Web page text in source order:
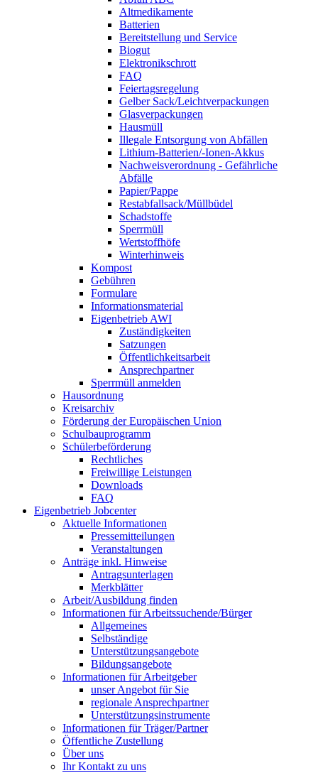
Altmedikamente
Batterien
Bereitstellung und Service
Biogut
Elektronikschrott
FAQ
Feiertagsregelung
Gelber Sack/Leichtverpackungen
Glasverpackungen
Hausmüll
Illegale Entsorgung von Abfällen
Lithium-Batterien/-Ionen-Akkus
Nachweisverordnung - Gefährliche
Abfälle
Papier/Pappe
Restabfallsack/Müllbüdel
Schadstoffe
Sperrmüll
Wertstoffhöfe
Winterhinweis
Kompost
Gebühren
Formulare
Informationsmaterial
Eigenbetrieb AWI
Zuständigkeiten
Satzungen
Öffentlichkeitsarbeit
Ansprechpartner
Sperrmüll anmelden
Hausordnung
Kreisarchiv
Förderung der Europäischen Union
Schulbauprogramm
Schülerbeförderung
Rechtliches
Freiwillige Leistungen
Downloads
FAQ
Eigenbetrieb Jobcenter
Aktuelle Informationen
Pressemitteilungen
Veranstaltungen
Anträge inkl. Hinweise
Antragsunterlagen
Merkblätter
Arbeit/Ausbildung finden
Informationen für Arbeitssuchende/Bürger
Allgemeines
Selbständige
Unterstützungs­angebote
Bildungsangebote
Informationen für Arbeitgeber
unser Angebot für Sie
regionale Ansprechpartner
Unterstützungs­instrumente
Informationen für Träger/Partner
Öffentliche Zustellung
Über uns
Ihr Kontakt zu uns